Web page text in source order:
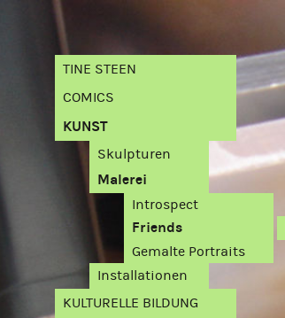
TINE STEEN
COMICS
KUNST
Skulpturen
Malerei
Introspect
Friends
Gemalte Portraits
Installationen
KULTURELLE BILDUNG